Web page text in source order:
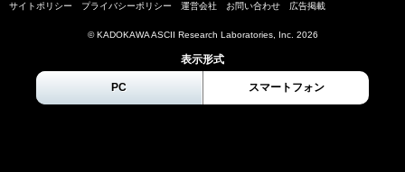
サイトポリシー プライバシーポリシー 運営会社 お問い合わせ 広告掲載
© KADOKAWA ASCII Research Laboratories, Inc. 2026
表示形式
PC スマートフォン